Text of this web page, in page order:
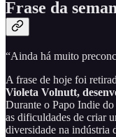
Frase da
“Ainda há muito
A frase de hoje foi
Violeta Volnutt,
Durante o Papo Indie
as dificuldades de criar
diversidade na indústria